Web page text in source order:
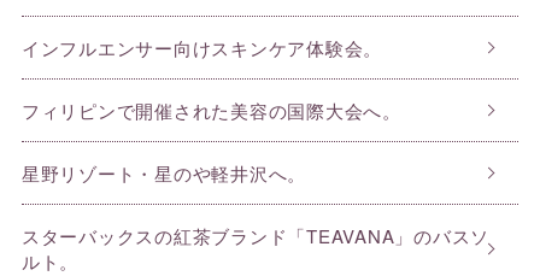
インフルエンサー向けスキンケア体験会。
フィリピンで開催された美容の国際大会へ。
星野リゾート・星のや軽井沢へ。
スターバックスの紅茶ブランド「TEAVANA」のバスソ
ルト。